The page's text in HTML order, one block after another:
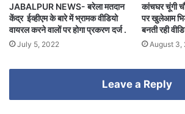
JABALPUR NEWS- बरेला मतदान
केंद्र ईव्हीएम के बारे में भ्रामक वीडियो
वायरल करने वालों पर होगा प्रकरण दर्ज .
July 5, 2022
कांचघर चूंगी
पर खुलेआम
बनती रही
August 3,
Leave a Reply